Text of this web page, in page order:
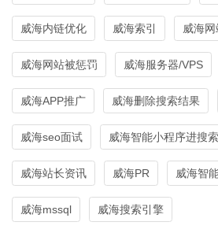
威海内链优化 威海索引 威海
威海网站被惩罚 威海服务器/VPS
威海APP推广 威海删除搜索结果
威海seo面试 威海智能小程序进搜
威海站长资讯 威海PR 威海智
威海mssql 威海搜索引擎